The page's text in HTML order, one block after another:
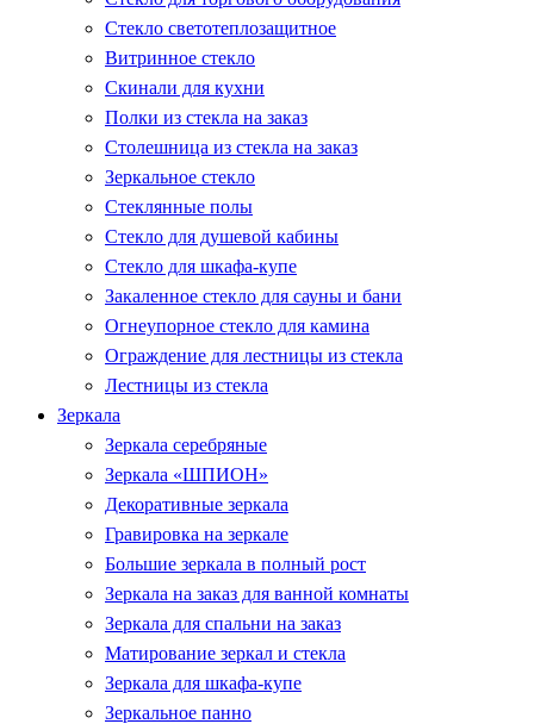
Стекло светотеплозащитное
Витринное стекло
Скинали для кухни
Полки из стекла на заказ
Столешница из стекла на заказ
Зеркальное стекло
Стеклянные полы
Стекло для душевой кабины
Стекло для шкафа-купе
Закаленное стекло для сауны и бани
Огнеупорное стекло для камина
Ограждение для лестницы из стекла
Лестницы из стекла
Зеркала
Зеркала серебряные
Зеркала «ШПИОН»
Декоративные зеркала
Гравировка на зеркале
Большие зеркала в полный рост
Зеркала на заказ для ванной комнаты
Зеркала для спальни на заказ
Матирование зеркал и стекла
Зеркала для шкафа-купе
Зеркальное панно